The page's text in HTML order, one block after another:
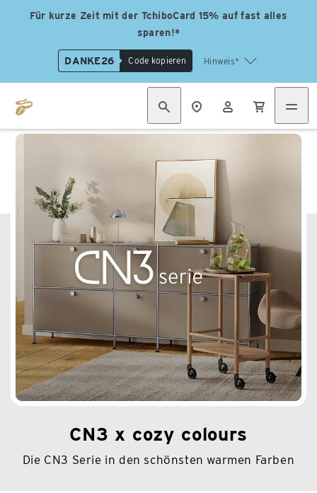
Für kurze Zeit mit der TchiboCard 15% auf fast alles
sparen!*
DANKE26 Code kopieren Hinweis*
CN3 x cozy colours
Die CN3 Serie in den schönsten warmen Farben